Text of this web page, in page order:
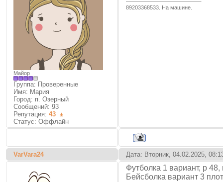
Майор
Группа: Проверенные
Имя: Мария
Город: п. Озерный
Сообщений: 93
Репутация: 43 ±
Статус: Оффлайн
89203368533. На машине.
VarVara24 Дата: Вторник, 04.02.2025,
Футболка 1 вариант, р
Бейсболка вариант 3